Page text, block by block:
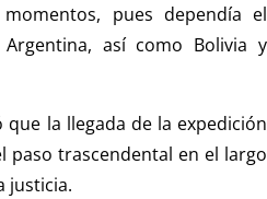
pues dependía el
así como Bolivia y
la llegada de la expedición
paso trascendental en el largo
justicia.